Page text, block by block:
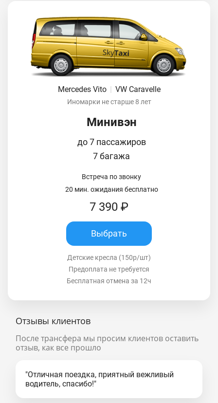
Mercedes Vito | VW Caravelle
Иномарки не старше 8 лет
Минивэн
до 7 пассажиров
7 багажа
Встреча по звонку
20 мин. ожидания бесплатно
7 390 ₽
Выбрать
Детские кресла (150р/шт)
Предоплата не требуется
Бесплатная отмена за 12ч
Отзывы клиентов
После трансфера мы просим клиентов оставить
отзыв, как все прошло
"Отличная поездка, приятный вежливый
водитель, спасибо!"